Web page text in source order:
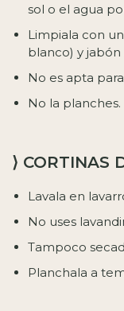
sol o el agua
Limpiala con
blanco) y
No es apta
No la planches.
⟩ CORTINAS
Lavala en
No uses
Tampoco
Planchala a